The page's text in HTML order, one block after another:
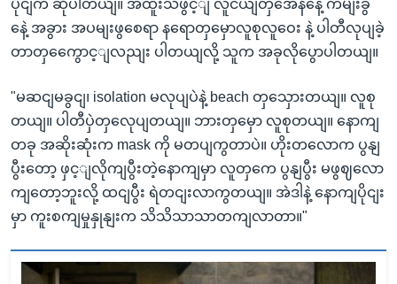
ပိုငျက ဆိုပါတယျ။ အထူးသဖွင့ျ လူငယျတှအေနနေဲ့ ကမျးခွ
နေဲ့ အခွား အပမျးဖွစေရာ နရောတှမှောလူစုလူဝေး နဲ့ ပါတီလုပျခဲ့
တာတှကွေောင့ျလညျး ပါတယျလို့ သူက အခုလိုပွောပါတယျ။
"မဆငျမခွငျ၊ isolation မလုပျပဲနဲ့ beach တှသှေားတယျ။ လူစု
တယျ။ ပါတီပှဲတှလေုပျတယျ။ ဘားတှမှော လူစုတယျ။ နောကျ
တခု အဆိုးဆုံးက mask ကို မတပျကွတာပဲ။ ဟိုးတလောက ပွနျ
ပွီးတော့ ဖှင့ျလိုကျပွီးတဲ့နောကျမှာ လူတှကေ ပွနျပွီး မဖွဈလော
ကျတော့ဘူးလို့ ထငျပွီး ရဲတငျးလာကွတယျ။ အဲဒါနဲ့ နောကျပိုငျး
မှာ ကူးစကျမှုနှုနျးက သိသိသာသာတကျလာတာ။"